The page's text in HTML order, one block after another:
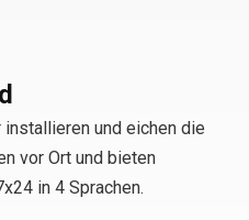
und eichen die
vor Ort und bieten
in 4 Sprachen.